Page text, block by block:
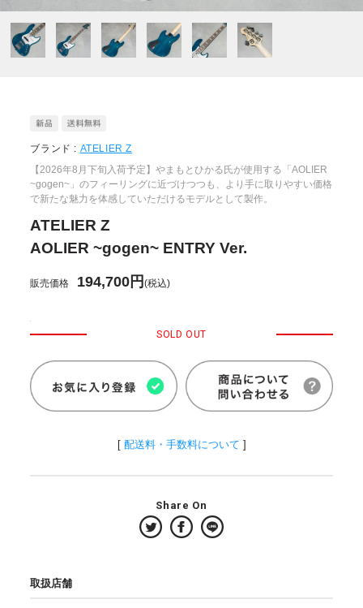
ブランド : ATELIER Z
【2026年8月下旬入荷予定】やまもとひかる氏が使用する「AOLIER
~gogen~」のフィーリングに近づけつつも、より手に取りやすい価格
で新たな魅力を体感していただけるモデルとして製作。
ATELIER Z
AOLIER ~gogen~ ENTRY Ver.
販売価格 194,700円(税込)
SOLD OUT
[ 配送料・手数料について ]
Share On
取扱店舗